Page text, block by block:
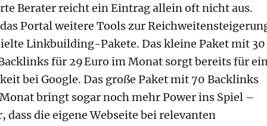
Berater reicht ein Eintrag allein oft nicht aus.
Portal weitere Tools zur
Linkbuilding-Pakete. Das kleine Paket mit 30
für 29 Euro im Monat sorgt bereits für
bei Google. Das große Paket mit 70 Backlinks
bringt sogar noch mehr Power ins Spiel –
dass die eigene Webseite bei relevanten